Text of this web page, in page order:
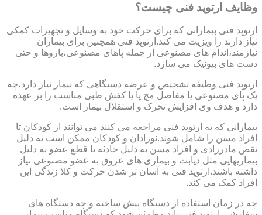
وظایف ارتوپد فنی چیست؟
ارتوپد فنی بیمارانی که برای حرکت خود به وسایل و تجهیزات کمکی
نیاز دارند را ویزیت می کند.ارتوپد فنی همچنین برای بیماران
نیازمند،اندام های مصنوعی از جمله پاهای مصنوعی،بازوها و حتی
دست های بیونیک می سازد.
ارتوپد فنی وظیفه تشخیص و عرضه دستگاهی که بیمار نیاز دارد،چه
یک پای مصنوعی یا مفاصل مچ پا یا کفش طبی مناسب را بر عهده
دارد و هدف وی افزایش تحرک و استقلال بیمار است.
بیمارانی که به ارتوپد فنی مراجعه می کنند می توانند از کودکان تا
افراد مسن را شامل شوند.نوزادان و کودکان ممکن است به دلیل
نقص مادرزادی و افراد مسن به دلیل حادثه یا قطع عضو به دلیل
بیماریهایی مثل دیابت و بیماری های عروق به عضو مصنوعی نیاز
داشته باشند.ارتوپد فنی به آسان تر شدن حرکت و کلا زندگی این
افراد کمک می کند.
چه در زمان استفاده از دستگاه پیش ساخته و چه دستگاه های